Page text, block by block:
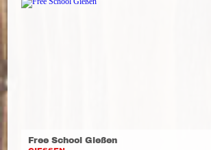
Free School Gießen